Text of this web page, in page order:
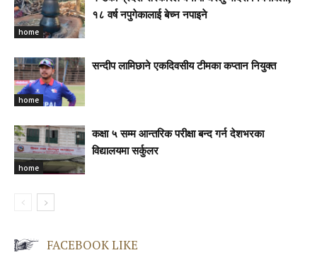
home
१८ वर्ष नपुगेकालाई बेच्न नपाइने
home
सन्दीप लामिछाने एकदिवसीय टीमका कप्तान नियुक्त
home
कक्षा ५ सम्म आन्तरिक परीक्षा बन्द गर्न देशभरका
विद्यालयमा सर्कुलर
FACEBOOK LIKE